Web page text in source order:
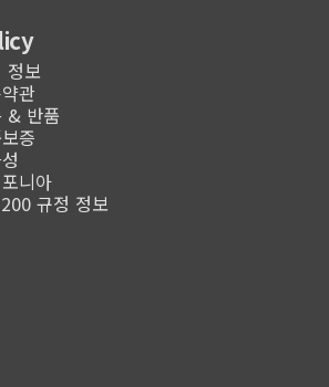
정보
관
& 반품
증
니아
규정 정보